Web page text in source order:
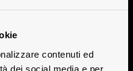
contenuti ed
dei social media e per